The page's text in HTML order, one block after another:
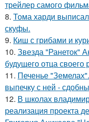
трейлер самого
8. Тома харди
скуфы.
9. Киш с грибами и
10. Звезда "Ранеток"
будущего отца своего
11. Печенье
выпечку с ней -
12. В школах
реализация проекта